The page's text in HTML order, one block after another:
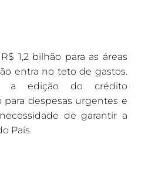
1,2 bilhão para as áreas
entra no teto de gastos.
a edição do crédito
para despesas urgentes e
de garantir a
País.